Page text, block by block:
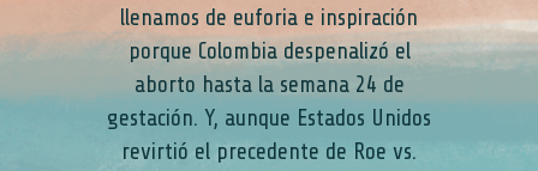
llenamos de euforia e inspiración
porque Colombia despenalizó el
aborto hasta la semana 24 de
gestación. Y, aunque Estados Unidos
revirtió el precedente de Roe vs.